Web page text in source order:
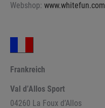
Webshop: www.whitefun.com
Frankreich
Val d’Allos Sport
04260 La Foux d’Allos